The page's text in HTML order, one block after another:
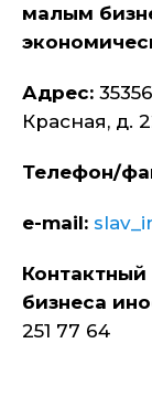
малым
Адрес:
Красная, д.
Телефон/
e-mail:
бизнеса
251 77 64